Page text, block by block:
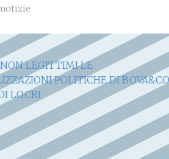
LEGITTIMI LE
POLITICHE DI BOVA&CO
LOCRI